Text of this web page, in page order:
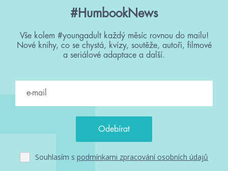
#HumbookNews
Vše kolem #youngadult každý měsíc rovnou do mailu!
Nové knihy, co se chystá, kvízy, soutěže, autoři, filmové
a seriálové adaptace a další.
Souhlasím s podmínkami zpracování osobních údajů